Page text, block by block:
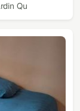
Qu